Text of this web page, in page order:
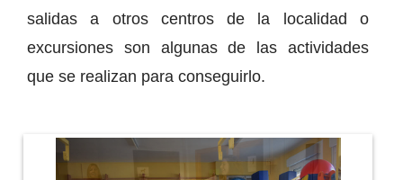
salidas a otros centros de la localidad o
excursiones son algunas de las actividades
que se realizan para conseguirlo.